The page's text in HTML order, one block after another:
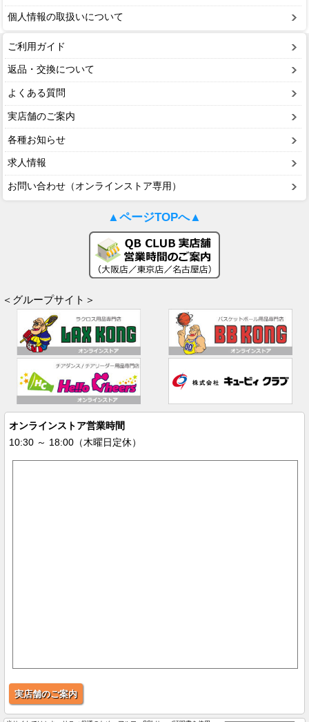
個人情報の取扱いについて
ご利用ガイド
返品・交換について
よくある質問
実店舗のご案内
各種お知らせ
求人情報
お問い合わせ（オンラインストア専用）
▲ページTOPへ▲
＜グループサイト＞
オンラインストア営業時間
10:30 ～ 18:00（木曜日定休）
実店舗のご案内